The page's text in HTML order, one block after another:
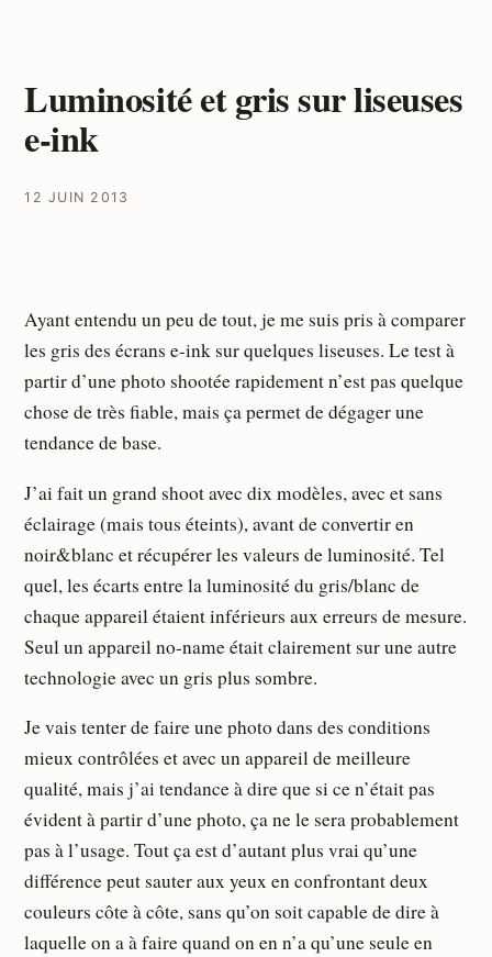
Luminosité et gris sur liseuses
e-ink
12 JUIN 2013
Ayant entendu un peu de tout, je me suis pris à comparer
les gris des écrans e-ink sur quelques liseuses. Le test à
partir d’une photo shootée rapidement n’est pas quelque
chose de très fiable, mais ça permet de dégager une
tendance de base.
J’ai fait un grand shoot avec dix modèles, avec et sans
éclairage (mais tous éteints), avant de convertir en
noir&blanc et récupérer les valeurs de luminosité. Tel
quel, les écarts entre la luminosité du gris/blanc de
chaque appareil étaient inférieurs aux erreurs de mesure.
Seul un appareil no-name était clairement sur une autre
technologie avec un gris plus sombre.
Je vais tenter de faire une photo dans des conditions
mieux contrôlées et avec un appareil de meilleure
qualité, mais j’ai tendance à dire que si ce n’était pas
évident à partir d’une photo, ça ne le sera probablement
pas à l’usage. Tout ça est d’autant plus vrai qu’une
différence peut sauter aux yeux en confrontant deux
couleurs côte à côte, sans qu’on soit capable de dire à
laquelle on a à faire quand on en n’a qu’une seule en